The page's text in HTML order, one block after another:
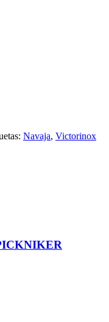
Navaja, Victorinox